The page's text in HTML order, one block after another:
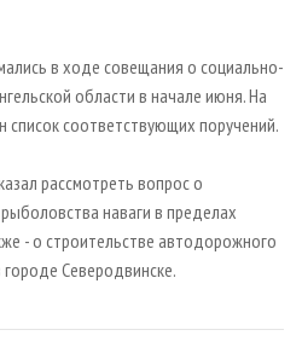
в ходе совещания о социально-
области в начале июня. На
список соответствующих поручений.
рассмотреть вопрос о
наваги в пределах
- о строительстве автодорожного
Северодвинске.